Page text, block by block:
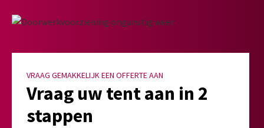
VRAAG GEMAKKELIJK EEN OFFERTE AAN
Vraag uw tent aan in 2
stappen